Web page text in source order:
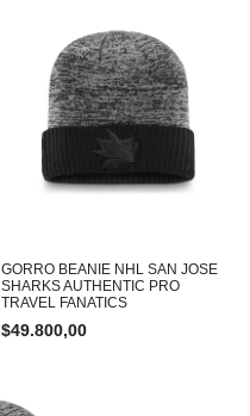
GORRO BEANIE NHL SAN JOSE
SHARKS AUTHENTIC PRO
TRAVEL FANATICS
$49.800,00